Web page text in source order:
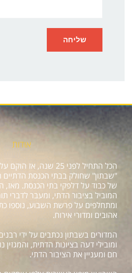
אודות
הכל התחיל לפני 25 שנה,
"שבתון" שחולק בבתי הכנסת הדתיים
של כבוד על דלפקי בתי הכנסת. מאז,
המוביל בציבור הדתי, ומעבר לדברי
ומתחלפים על פרשת השבוע, נוספו
אהובים ומדורי אירוח.
המדורים בשבתון נכתבים על ידי
ומובילי דעה בציונות הדתית,
חם ומעניין את הציבור הדתי.